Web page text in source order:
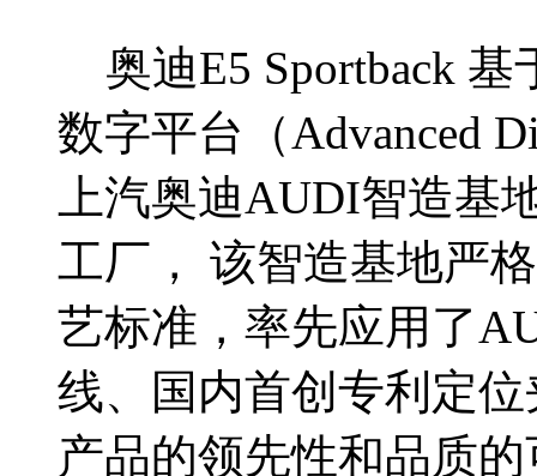
奥迪E5 Sportback 基
数字平台（Advanced
上汽奥迪AUDI智造基
工厂， 该智造基地严
艺标准，率先应用了
线、国内首创专利定
产品的领先性和品质